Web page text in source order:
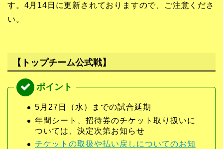
す。4月14日に更新されておりますので、ご注意くださ
い。
【トップチーム公式戦】
5月27日（水）までの試合延期
年間シート、招待券のチケット取り扱いに
ついては、決定次第お知らせ
チケットの取扱や払い戻しについてのお知